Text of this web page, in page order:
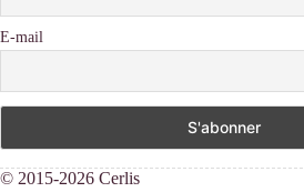
E-mail
© 2015-2026 Cerlis